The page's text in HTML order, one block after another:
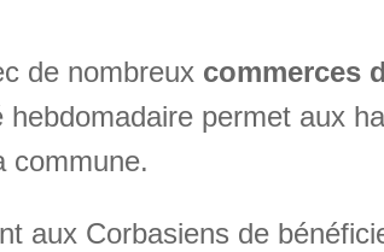
de nombreux commerces
hebdomadaire permet aux
commune.
aux Corbasiens de